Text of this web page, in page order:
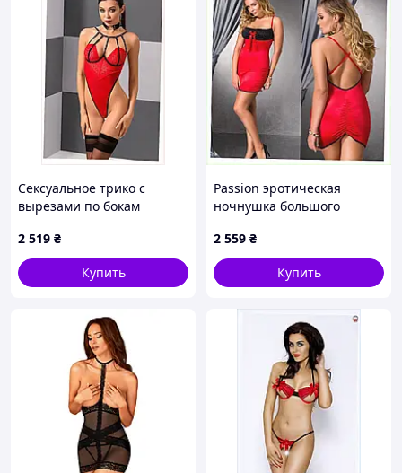
Сексуальное трико с
вырезами по бокам
2 519 ₴
Купить
Passion эротическая
ночнушка большого
957H1T26
2 559 ₴
Купить